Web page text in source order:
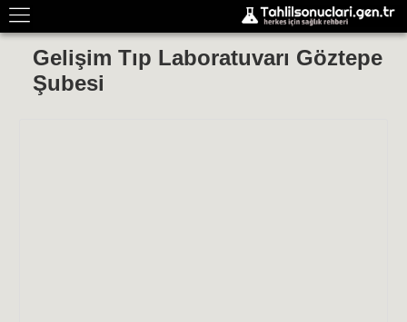
Gelişim Tıp Laboratuvarı Göztepe
Şubesi